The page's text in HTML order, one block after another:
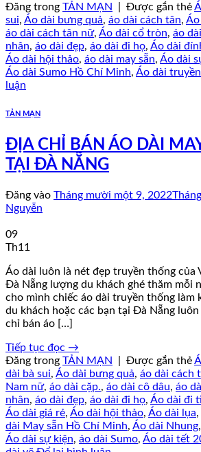
Đăng trong TẢN MẠN Được gắn thẻ
sui, Áo dài bưng quả, áo dài cách tân, Áo
áo dài cách tân nữ, Áo dài cổ tròn, áo
nhân, áo dài đẹp, áo dài đi họ, Áo dài
Áo dài hội thảo, áo dài may sẵn, Áo dài
Áo dài Sumo Hồ Chí Minh, Áo dài
luận
TẢN MẠN
ĐỊA CHỈ BÁN ÁO DÀI
TẠI ĐÀ NẴNG
Đăng vào Tháng mười một 9, 2022
Nguyễn
09
Th11
Áo dài luôn là nét đẹp truyền thống của
Đà Nẵng lượng du khách ghé thăm mỗi
cho mình chiếc áo dài truyền thống làm
du khách hoặc các bạn tại Đà Nẵng
chỉ bán áo […]
Tiếp tục đọc →
Đăng trong TẢN MẠN Được gắn thẻ
dài bà sui, Áo dài bưng quả, áo dài cách
Nam nữ, áo dài cặp., áo dài cô dâu, áo
nhân, áo dài đẹp, áo dài đi họ, Áo dài đi
Áo dài giá rẻ, Áo dài hội thảo, Áo dài lụa,
dài May sẵn Hồ Chí Minh, Áo dài Nhung,
Áo dài sự kiện, áo dài Sumo, Áo dài tết